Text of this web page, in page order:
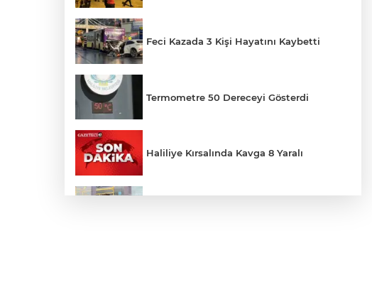
Feci Kazada 3 Kişi Hayatını Kaybetti
Termometre 50 Dereceyi Gösterdi
Haliliye Kırsalında Kavga 8 Yaralı